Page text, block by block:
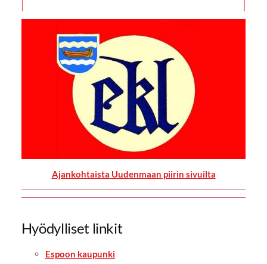
Ajankohtaista Uudenmaan piirin sivuilta
Hyödylliset linkit
Espoon kaupunki